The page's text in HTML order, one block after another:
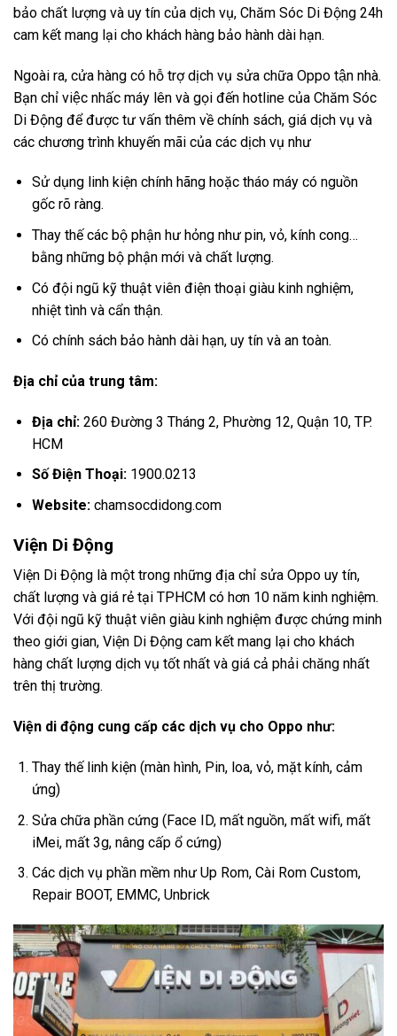
bảo chất lượng và uy tín của dịch vụ, Chăm Sóc Di Động 24h
cam kết mang lại cho khách hàng bảo hành dài hạn.
Ngoài ra, cửa hàng có hỗ trợ dịch vụ sửa chữa Oppo tận nhà.
Bạn chỉ việc nhấc máy lên và gọi đến hotline của Chăm Sóc
Di Động để được tư vấn thêm về chính sách, giá dịch vụ và
các chương trình khuyến mãi của các dịch vụ như
Sử dụng linh kiện chính hãng hoặc tháo máy có nguồn
gốc rõ ràng.
Thay thế các bộ phận hư hỏng như pin, vỏ, kính cong…
bằng những bộ phận mới và chất lượng.
Có đội ngũ kỹ thuật viên điện thoại giàu kinh nghiệm,
nhiệt tình và cẩn thận.
Có chính sách bảo hành dài hạn, uy tín và an toàn.
Địa chỉ của trung tâm:
Địa chỉ: 260 Đường 3 Tháng 2, Phường 12, Quận 10, TP.
HCM
Số Điện Thoại:1900.0213
Website:chamsocdidong.com
Viện Di Động
Viện Di Động là một trong những địa chỉ sửa Oppo uy tín,
chất lượng và giá rẻ tại TPHCM có hơn 10 năm kinh nghiệm.
Với đội ngũ kỹ thuật viên giàu kinh nghiệm được chứng minh
theo giới gian, Viện Di Động cam kết mang lại cho khách
hàng chất lượng dịch vụ tốt nhất và giá cả phải chăng nhất
trên thị trường.
Viện di động cung cấp các dịch vụ cho Oppo như:
Thay thế linh kiện (màn hình, Pin, loa, vỏ, mặt kính, cảm
ứng)
Sửa chữa phần cứng (Face ID, mất nguồn, mất wifi, mất
iMei, mất 3g, nâng cấp ổ cứng)
Các dịch vụ phần mềm như Up Rom, Cài Rom Custom,
Repair BOOT, EMMC, Unbrick